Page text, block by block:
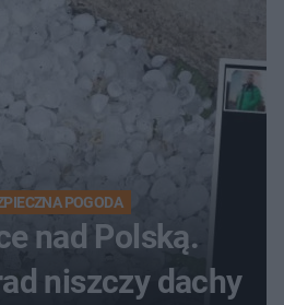
POGODA
nad Polską.
niszczy dachy